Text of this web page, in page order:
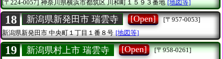
[〒224-0057] 神奈川県横浜市都筑区川和町１５９３番地 [地図等]
18 新潟県新発田市 瑞雲寺 [Open]
[〒957-0053]
新潟県新発田市 中央町１丁目１番８号 [地図等]
19 新潟県村上市 瑞雲寺 [Open]
[〒958-0261]